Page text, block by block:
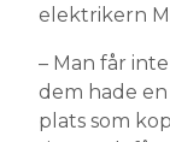
elektrikern
– Man får
dem hade
plats som